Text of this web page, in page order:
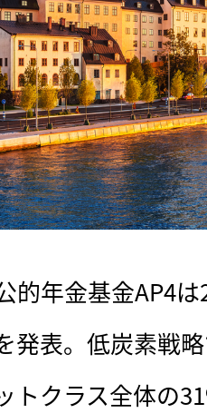
的年金基金AP4
発表。低炭素戦
トクラス全体の